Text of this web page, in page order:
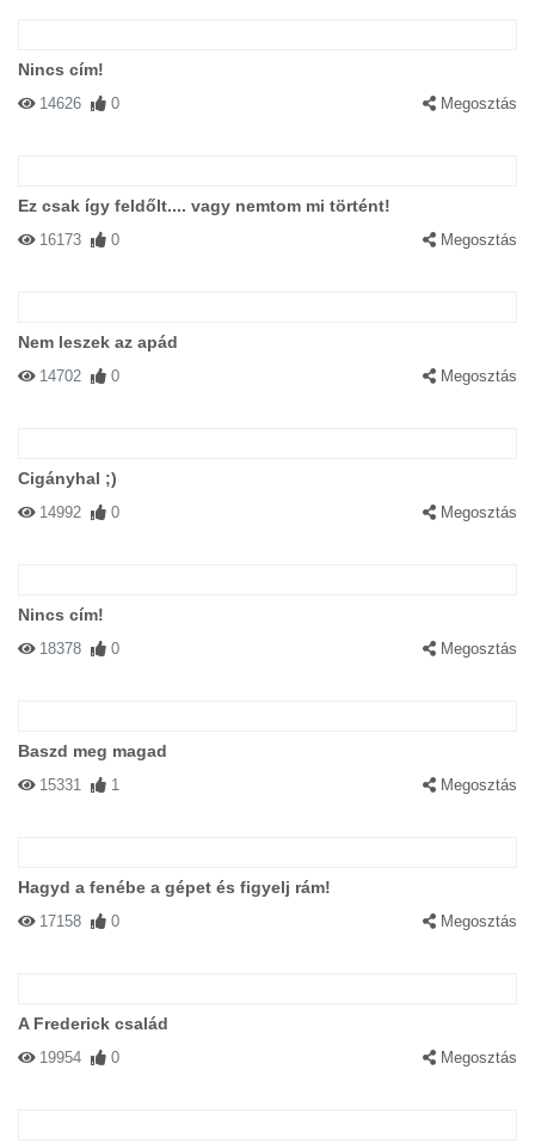
Nincs cím!
14626 0 Megosztás
Ez csak így feldőlt.... vagy nemtom mi történt!
16173 0 Megosztás
Nem leszek az apád
14702 0 Megosztás
Cigányhal ;)
14992 0 Megosztás
Nincs cím!
18378 0 Megosztás
Baszd meg magad
15331 1 Megosztás
Hagyd a fenébe a gépet és figyelj rám!
17158 0 Megosztás
A Frederick család
19954 0 Megosztás